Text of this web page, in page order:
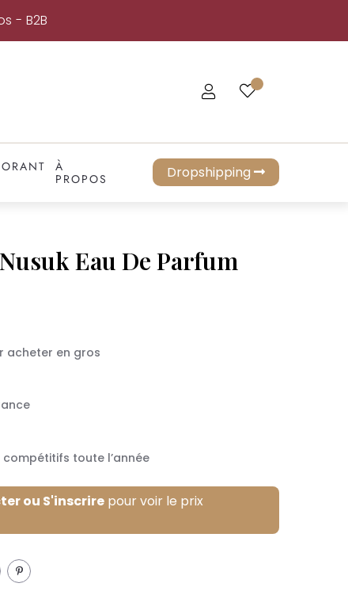
- B2B
À
PROPOS
Dropshipping
Eau De Parfum
acheter en gros
toute l’année
ou S'inscrirepour voir le prix